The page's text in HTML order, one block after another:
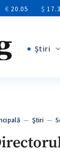
€ 20.05 $
Ştiri
—Ştiri —